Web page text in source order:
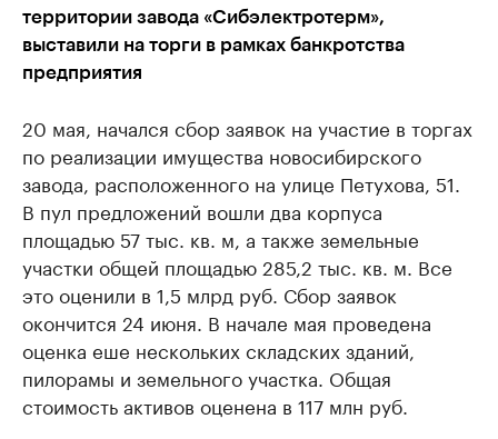
территории завода «Сибэлектротерм»,
выставили на торги в рамках банкротства
предприятия
20 мая, начался сбор заявок на участие в торгах
по реализации имущества новосибирского
завода, расположенного на улице Петухова, 51.
В пул предложений вошли два корпуса
площадью 57 тыс. кв. м, а также земельные
участки общей площадью 285,2 тыс. кв. м. Все
это оценили в 1,5 млрд руб. Сбор заявок
окончится 24 июня. В начале мая проведена
оценка еше нескольких складских зданий,
пилорамы и земельного участка. Общая
стоимость активов оценена в 117 млн руб.